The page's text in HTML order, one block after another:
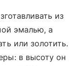
из
эмалью, а
или золотить.
в высоту он